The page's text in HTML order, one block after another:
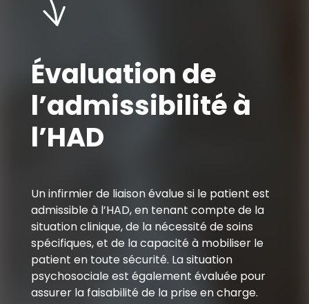
Évaluation de
l’admissibilité à
l’HAD
Un infirmier de liaison évalue si le patient est
admissible à l’HAD, en tenant compte de la
situation clinique, de la nécessité de soins
spécifiques, et de la capacité à mobiliser le
patient en toute sécurité. La situation
psychosociale est également évaluée pour
assurer la faisabilité de la prise en charge.